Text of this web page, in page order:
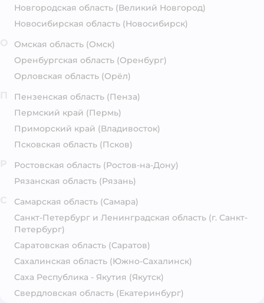
Новгородская область (Великий Новгород)
Новосибирская область (Новосибирск)
Омская область (Омск)
Оренбургская область (Оренбург)
Орловская область (Орёл)
Пензенская область (Пенза)
Пермский край (Пермь)
Приморский край (Владивосток)
Псковская область (Псков)
Ростовская область (Ростов-на-Дону)
Рязанская область (Рязань)
Самарская область (Самара)
Санкт-Петербург и Ленинградская область (г. Санкт-
Петербург)
Саратовская область (Саратов)
Сахалинская область (Южно-Сахалинск)
Саха Республика - Якутия (Якутск)
Свердловская область (Екатеринбург)